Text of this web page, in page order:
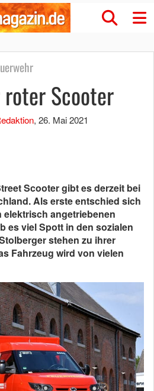
Scooter
, 26. Mai 2021
Scooter gibt es derzeit bei
Als erste entschied sich
elektrisch angetriebenen
es viel Spott in den sozialen
stehen zu ihrer
Fahrzeug wird von vielen